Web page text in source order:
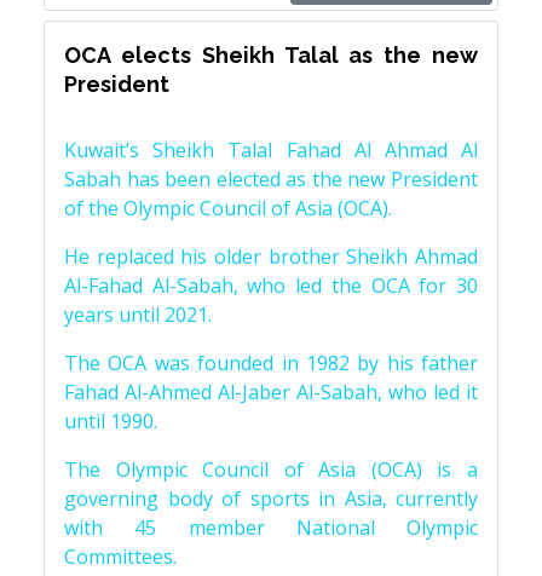
OCA elects Sheikh Talal as the new
President
Kuwait’s Sheikh Talal Fahad Al Ahmad Al
Sabah has been elected as the new President
of the Olympic Council of Asia (OCA).
He replaced his older brother Sheikh Ahmad
Al-Fahad Al-Sabah, who led the OCA for 30
years until 2021.
The OCA was founded in 1982 by his father
Fahad Al-Ahmed Al-Jaber Al-Sabah, who led it
until 1990.
The Olympic Council of Asia (OCA) is a
governing body of sports in Asia, currently
with 45 member National Olympic
Committees.